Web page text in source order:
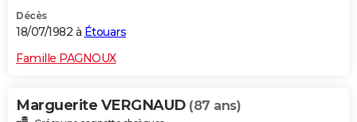
Décès
18/07/1982 à Étouars
Famille PAGNOUX
Marguerite VERGNAUD (87 ans)